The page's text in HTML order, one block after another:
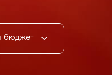
бюджет